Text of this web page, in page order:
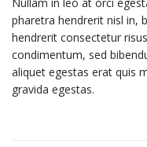
pharetra hendrerit nisl in,
hendrerit consectetur
condimentum, sed
aliquet egestas erat quis
gravida egestas.